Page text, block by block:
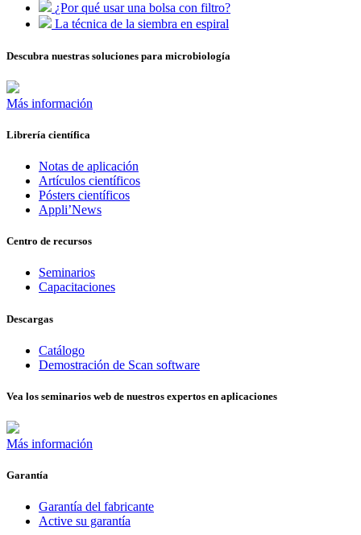
¿Por qué usar una bolsa con filtro?
La técnica de la siembra en espiral
Descubra nuestras soluciones para microbiología
Más información
Librería científica
Notas de aplicación
Artículos científicos
Pósters científicos
Appli’News
Centro de recursos
Seminarios
Capacitaciones
Descargas
Catálogo
Demostración de Scan software
Vea los seminarios web de nuestros expertos en aplicaciones
Más información
Garantía
Garantía del fabricante
Active su garantía